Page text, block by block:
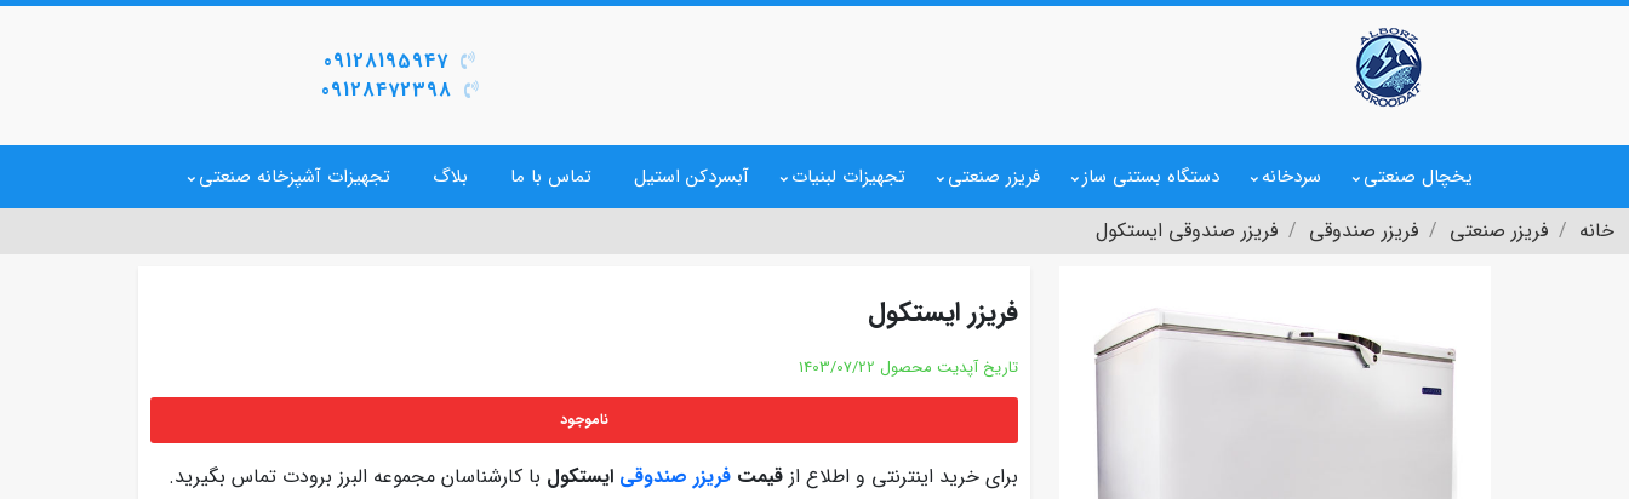
09128195947
09128472398
یخچال صنعتی سردخانه دستگاه بستنی ساز فریزر صنعتی تجهیزات لبنیات آبسردکن استیل تماس با ما بلاگ تجهیزات آشپزخانه صنعتی
خانه فریزر صنعتی فریزر صندوقی فریزر صندوقی ایستکول
فریزر ایستکول
تاریخ آپدیت محصول 1403/07/22
ناموجود
برای خرید اینترنتی و اطلاع از قیمت فریزر صندوقی ایستکول با کارشناسان مجموعه البرز برودت تماس بگیرید.